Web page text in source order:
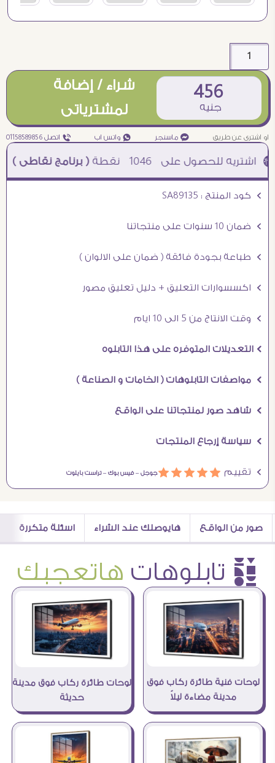
456
جنيه
شراء / إضافة
لمشترياتى
او اشترى عن طريق ¥ ماسنجر ₧ واتس اب ƒ اتصل 01158589856
1046 نقطة( برنامج نقاطى )à خصم 5% للعملاء الجدد à شحن مجانى عند الشراء ب 4000 جنيه à
Ö كود المنتج : SA89135
Ö ضمان 10 سنوات على منتجاتنا
Ö طباعة بجودة فائقة ( ضمان على الالوان )
Ö اكسسوارات التعليق + دليل تعليق مصور
Ö وقت الانتاج من 5 الى 10 ايام
Ö التعديلات المتوفره على هذا التابلوه
Ö مواصفات التابلوهات ( الخامات و الصناعة )
Ö شاهد صور لمنتجاتنا على الواقع
Ö سياسة إرجاع المنتجات
Ö تقييم áááááجوجل –فيس بوك –تراست بايلوت
صور من الواقع هايوصلك عند الشراء اسئلة متكررة
è تابلوهات هاتعجبك
لوحات فنية طائرة ركاب فوق
مدينة مضاءة ليلاً
لوحات طائرة ركاب فوق مدينة
حديثة